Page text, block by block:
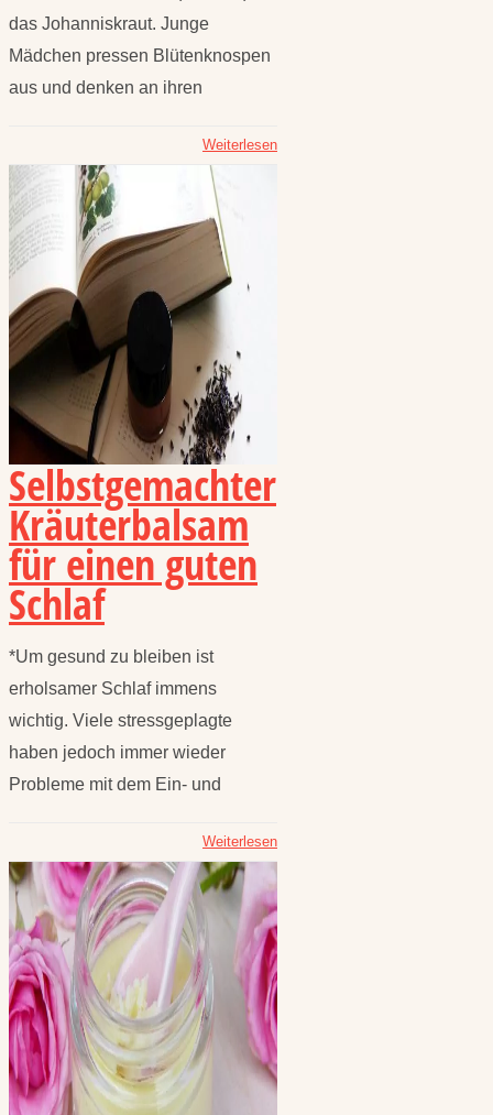
das Johanniskraut. Junge
Mädchen pressen Blütenknospen
aus und denken an ihren
Weiterlesen
Selbstgemachter
Kräuterbalsam
für einen guten
Schlaf
*Um gesund zu bleiben ist
erholsamer Schlaf immens
wichtig. Viele stressgeplagte
haben jedoch immer wieder
Probleme mit dem Ein- und
Weiterlesen